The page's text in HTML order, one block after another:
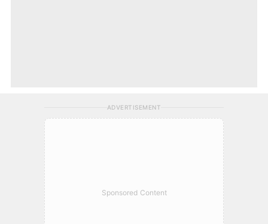
ADVERTISEMENT
Sponsored Content